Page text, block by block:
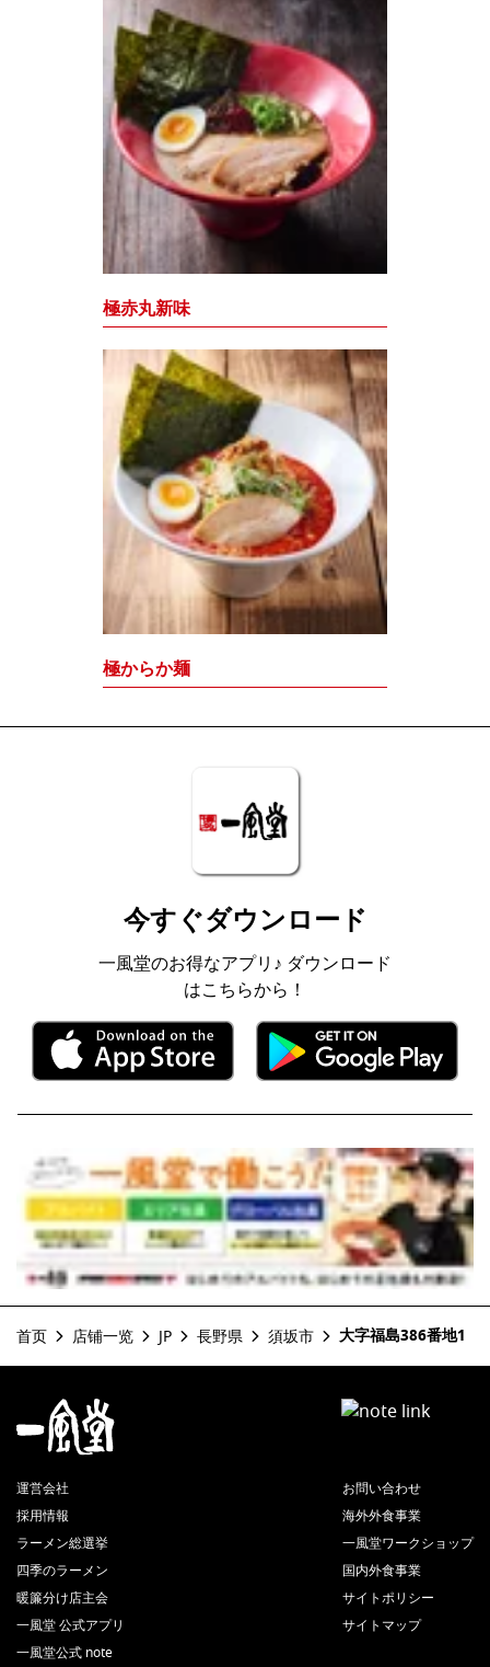
極赤丸新味
極からか麺
今すぐダウンロード
一風堂のお得なアプリ♪ ダウンロード
はこちらから！
首页 店铺一览 JP 長野県 須坂市 大字福島386番地1
運営会社
採用情報
ラーメン総選挙
四季のラーメン
暖簾分け店主会
一風堂 公式アプリ
一風堂公式 note
お問い合わせ
海外外食事業
一風堂ワークショップ
国内外食事業
サイトポリシー
サイトマップ